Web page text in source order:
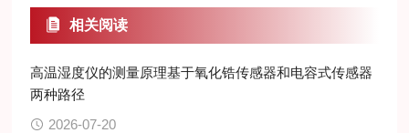
相关阅读
高温湿度仪的测量原理基于氧化锆传感器和电容式传感器
两种路径
2026-07-20